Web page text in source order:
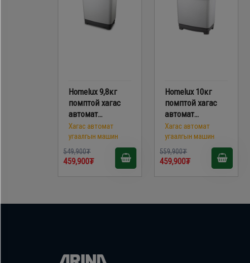
Homelux 9,8кг
помптой хагас
автомат
угаалгын машин
/XPB98-295SE/
Хагас автомат
угаалгын машин
549,900₮
459,900₮
Homelux 10кг
помптой хагас
автомат
угаалгын машин
/XPB100-2888SG/
Хагас автомат
угаалгын машин
559,900₮
459,900₮